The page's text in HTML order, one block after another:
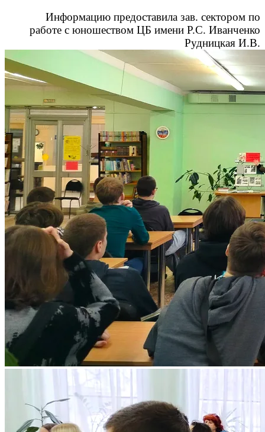
Информацию предоставила зав. сектором по
работе с юношеством ЦБ имени Р.С. Иванченко
Рудницкая И.В.